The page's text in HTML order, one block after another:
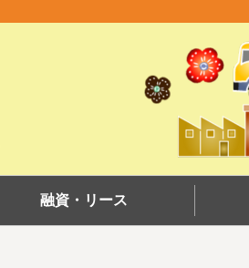
融資・リース